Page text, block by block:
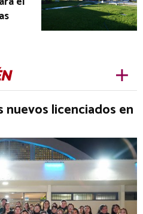
licenciados en